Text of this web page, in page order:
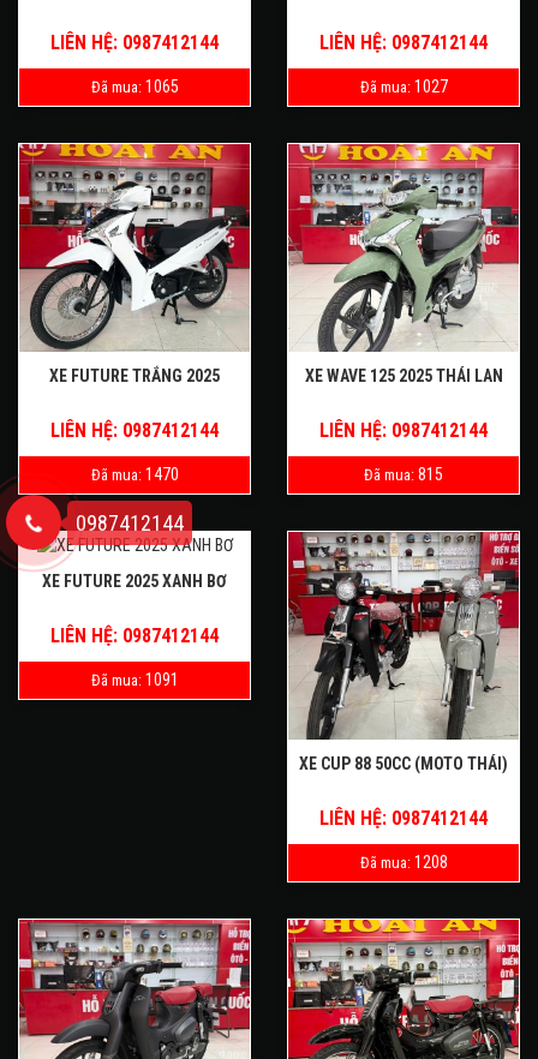
LIÊN HỆ: 0987412144
Đã mua: 1065
LIÊN HỆ: 0987412144
Đã mua: 1027
XE FUTURE TRẮNG 2025
LIÊN HỆ: 0987412144
Đã mua: 1470
XE WAVE 125 2025 THÁI LAN
LIÊN HỆ: 0987412144
Đã mua: 815
XE FUTURE 2025 XANH BƠ
LIÊN HỆ: 0987412144
Đã mua: 1091
XE CUP 88 50CC (MOTO THÁI)
LIÊN HỆ: 0987412144
Đã mua: 1208
0987412144